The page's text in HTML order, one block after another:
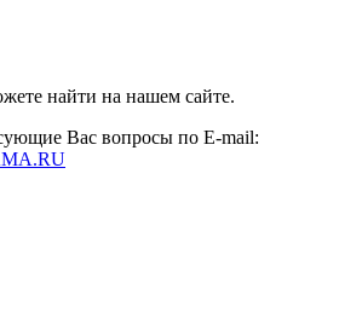
найти на нашем сайте.
Вас вопросы по E-mail: